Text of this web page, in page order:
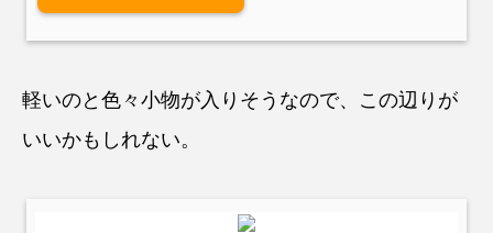
軽いのと色々小物が入りそうなので、この辺りが
いいかもしれない。